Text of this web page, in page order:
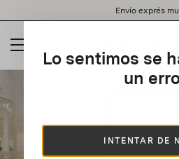
note:
website
an
system.
Envío exprés
Lo sentimos se
un
INTENTAR DE